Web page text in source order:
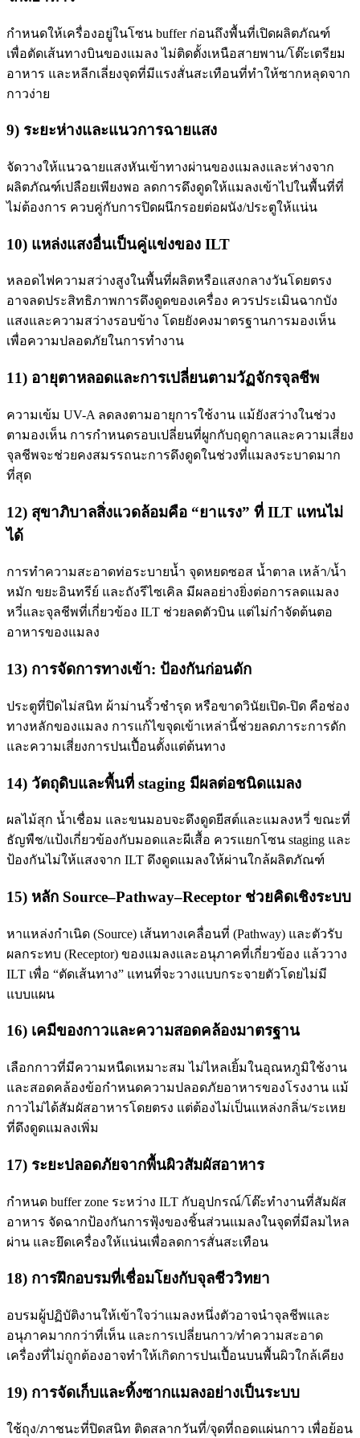
กำหนดให้เครื่องอยู่ในโซน buffer ก่อนถึงพื้นที่เปิดผลิตภัณฑ์
เพื่อตัดเส้นทางบินของแมลง ไม่ติดตั้งเหนือสายพาน/โต๊ะเตรียม
อาหาร และหลีกเลี่ยงจุดที่มีแรงสั่นสะเทือนที่ทำให้ซากหลุดจาก
กาวง่าย
9) ระยะห่างและแนวการฉายแสง
จัดวางให้แนวฉายแสงหันเข้าทางผ่านของแมลงและห่างจาก
ผลิตภัณฑ์เปลือยเพียงพอ ลดการดึงดูดให้แมลงเข้าไปในพื้นที่ที่
ไม่ต้องการ ควบคู่กับการปิดผนึกรอยต่อผนัง/ประตูให้แน่น
10) แหล่งแสงอื่นเป็นคู่แข่งของ ILT
หลอดไฟความสว่างสูงในพื้นที่ผลิตหรือแสงกลางวันโดยตรง
อาจลดประสิทธิภาพการดึงดูดของเครื่อง ควรประเมินฉากบัง
แสงและความสว่างรอบข้าง โดยยังคงมาตรฐานการมองเห็น
เพื่อความปลอดภัยในการทำงาน
11) อายุตาหลอดและการเปลี่ยนตามวัฏจักรจุลชีพ
ความเข้ม UV-A ลดลงตามอายุการใช้งาน แม้ยังสว่างในช่วง
ตามองเห็น การกำหนดรอบเปลี่ยนที่ผูกกับฤดูกาลและความเสี่ยง
จุลชีพจะช่วยคงสมรรถนะการดึงดูดในช่วงที่แมลงระบาดมาก
ที่สุด
12) สุขาภิบาลสิ่งแวดล้อมคือ “ยาแรง” ที่ ILT แทนไม่
ได้
การทำความสะอาดท่อระบายน้ำ จุดหยดซอส น้ำตาล เหล้า/น้ำ
หมัก ขยะอินทรีย์ และถังรีไซเคิล มีผลอย่างยิ่งต่อการลดแมลง
หวี่และจุลชีพที่เกี่ยวข้อง ILT ช่วยลดตัวบิน แต่ไม่กำจัดต้นตอ
อาหารของแมลง
13) การจัดการทางเข้า: ป้องกันก่อนดัก
ประตูที่ปิดไม่สนิท ผ้าม่านริ้วชำรุด หรือขาดวินัยเปิด-ปิด คือช่อง
ทางหลักของแมลง การแก้ไขจุดเข้าเหล่านี้ช่วยลดภาระการดัก
และความเสี่ยงการปนเปื้อนตั้งแต่ต้นทาง
14) วัตถุดิบและพื้นที่ staging มีผลต่อชนิดแมลง
ผลไม้สุก น้ำเชื่อม และขนมอบจะดึงดูดยีสต์และแมลงหวี่ ขณะที่
ธัญพืช/แป้งเกี่ยวข้องกับมอดและผีเสื้อ ควรแยกโซน staging และ
ป้องกันไม่ให้แสงจาก ILT ดึงดูดแมลงให้ผ่านใกล้ผลิตภัณฑ์
15) หลัก Source–Pathway–Receptor ช่วยคิดเชิงระบบ
หาแหล่งกำเนิด (Source) เส้นทางเคลื่อนที่ (Pathway) และตัวรับ
ผลกระทบ (Receptor) ของแมลงและอนุภาคที่เกี่ยวข้อง แล้ววาง
ILT เพื่อ “ตัดเส้นทาง” แทนที่จะวางแบบกระจายตัวโดยไม่มี
แบบแผน
16) เคมีของกาวและความสอดคล้องมาตรฐาน
เลือกกาวที่มีความหนืดเหมาะสม ไม่ไหลเยิ้มในอุณหภูมิใช้งาน
และสอดคล้องข้อกำหนดความปลอดภัยอาหารของโรงงาน แม้
กาวไม่ได้สัมผัสอาหารโดยตรง แต่ต้องไม่เป็นแหล่งกลิ่น/ระเหย
ที่ดึงดูดแมลงเพิ่ม
17) ระยะปลอดภัยจากพื้นผิวสัมผัสอาหาร
กำหนด buffer zone ระหว่าง ILT กับอุปกรณ์/โต๊ะทำงานที่สัมผัส
อาหาร จัดฉากป้องกันการฟุ้งของชิ้นส่วนแมลงในจุดที่มีลมไหล
ผ่าน และยึดเครื่องให้แน่นเพื่อลดการสั่นสะเทือน
18) การฝึกอบรมที่เชื่อมโยงกับจุลชีววิทยา
อบรมผู้ปฏิบัติงานให้เข้าใจว่าแมลงหนึ่งตัวอาจนำจุลชีพและ
อนุภาคมากกว่าที่เห็น และการเปลี่ยนกาว/ทำความสะอาด
เครื่องที่ไม่ถูกต้องอาจทำให้เกิดการปนเปื้อนบนพื้นผิวใกล้เคียง
19) การจัดเก็บและทิ้งซากแมลงอย่างเป็นระบบ
ใช้ถุง/ภาชนะที่ปิดสนิท ติดสลากวันที่/จุดที่ถอดแผ่นกาว เพื่อย้อน